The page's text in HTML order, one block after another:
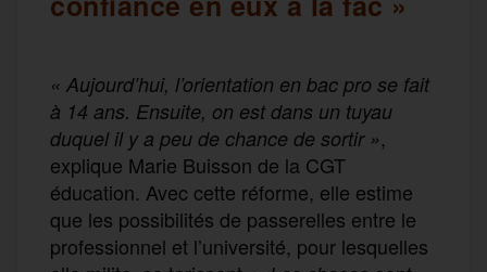
« Aujourd’hui, l’orientation en bac pro se fait
à 14 ans. Ensuite, on est dans un tuyau
duquel il y a peu de chance de sortir »,
explique Marie Buisson de la CGT
éducation. Avec cette réforme, elle estime
que les possibilités de passerelles entre le
professionnel et l’université, pour lesquelles